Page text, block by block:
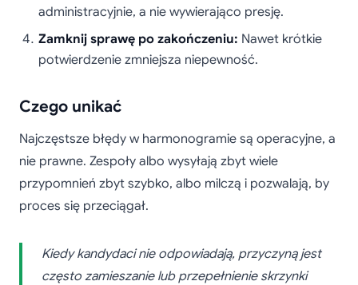
administracyjnie, a nie wywierająco presję.
Zamknij sprawę po zakończeniu: Nawet krótkie
potwierdzenie zmniejsza niepewność.
Czego unikać
Najczęstsze błędy w harmonogramie są operacyjne, a
nie prawne. Zespoły albo wysyłają zbyt wiele
przypomnień zbyt szybko, albo milczą i pozwalają, by
proces się przeciągał.
Kiedy kandydaci nie odpowiadają, przyczyną jest
często zamieszanie lub przepełnienie skrzynki